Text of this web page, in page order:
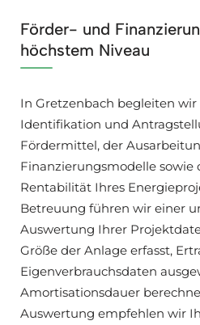
Förder- und
höchstem Niveau
In Gretzenbach begleiten wir
Identifikation und
Fördermittel, der
Finanzierungsmodelle
Rentabilität Ihres
Betreuung führen wir einer
Auswertung Ihrer
Größe der Anlage erfasst,
Eigenverbrauchsdaten
Amortisationsdauer
Auswertung empfehlen wir